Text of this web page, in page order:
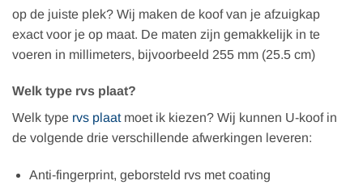
op de juiste plek? Wij maken de koof van je afzuigkap
exact voor je op maat. De maten zijn gemakkelijk in te
voeren in millimeters, bijvoorbeeld 255 mm (25.5 cm)
Welk type rvs plaat?
Welk type rvs plaatmoet ik kiezen? Wij kunnen U-koof in
de volgende drie verschillende afwerkingen leveren:
Anti-fingerprint, geborsteld rvs met coating